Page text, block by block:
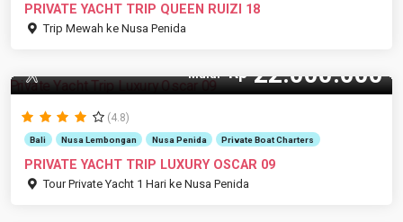
PRIVATE YACHT TRIP QUEEN RUIZI 18
Trip Mewah ke Nusa Penida
Mulai Rp22.000.000
(4.8)
Bali Nusa Lembongan Nusa Penida Private Boat Charters
PRIVATE YACHT TRIP LUXURY OSCAR 09
Tour Private Yacht 1 Hari ke Nusa Penida